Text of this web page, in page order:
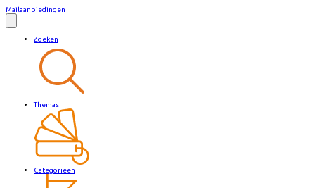
Mailaanbiedingen
Zoeken
Themas
Categorieen